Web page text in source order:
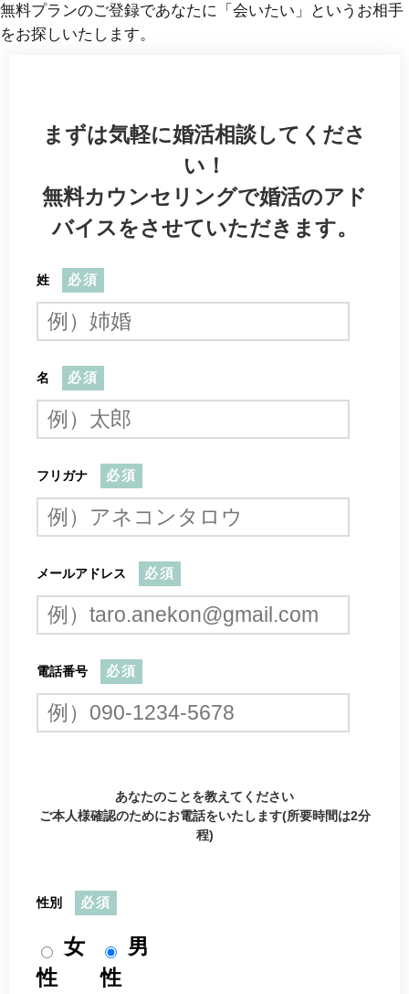
無料プランのご登録であなたに「会いたい」というお相手
をお探しいたします。
まずは気軽に婚活相談してくださ
い！
無料カウンセリングで婚活のアド
バイスをさせていただきます。
姓 必須
名 必須
フリガナ 必須
メールアドレス 必須
電話番号 必須
あなたのことを教えてください
ご本人様確認のためにお電話をいたします(所要時間は2分
程)
性別 必須
女
性
男
性